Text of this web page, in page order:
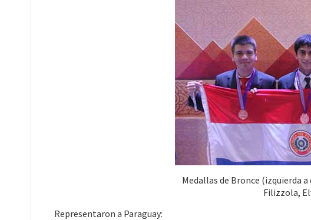
Medallas de Bronce (izquierda
Filizzola,
Representaron a Paraguay: